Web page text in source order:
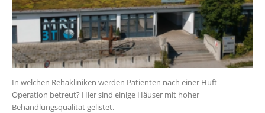
In welchen Rehakliniken werden Patienten nach einer Hüft-
Operation betreut? Hier sind einige Häuser mit hoher
Behandlungsqualität gelistet.